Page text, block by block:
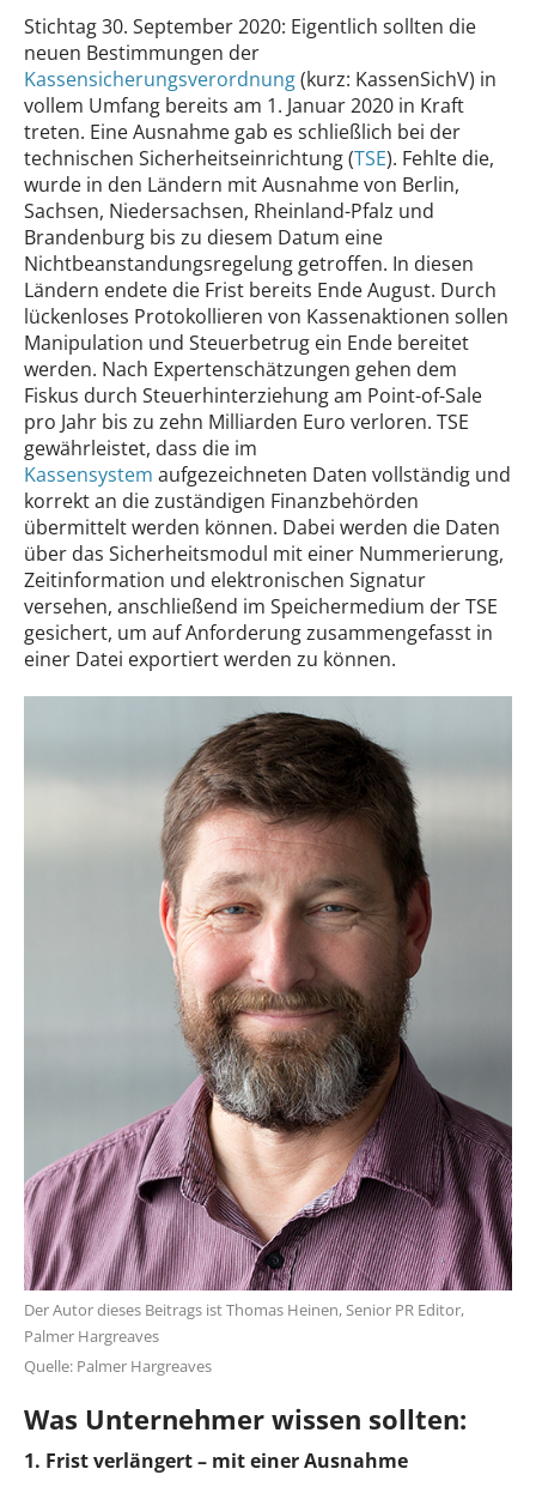
Stichtag 30. September 2020: Eigentlich sollten die
neuen Bestimmungen der
Kassensicherungsverordnung(kurz: KassenSichV) in
vollem Umfang bereits am 1. Januar 2020 in Kraft
treten. Eine Ausnahme gab es schließlich bei der
technischen Sicherheitseinrichtung (TSE). Fehlte die,
wurde in den Ländern mit Ausnahme von Berlin,
Sachsen, Niedersachsen, Rheinland-Pfalz und
Brandenburg bis zu diesem Datum eine
Nichtbeanstandungsregelung getroffen. In diesen
Ländern endete die Frist bereits Ende August. Durch
lückenloses Protokollieren von Kassenaktionen sollen
Manipulation und Steuerbetrug ein Ende bereitet
werden. Nach Expertenschätzungen gehen dem
Fiskus durch Steuerhinterziehung am Point-of-Sale
pro Jahr bis zu zehn Milliarden Euro verloren. TSE
gewährleistet, dass die im
Kassensystem aufgezeichneten Daten vollständig und
korrekt an die zuständigen Finanzbehörden
übermittelt werden können. Dabei werden die Daten
über das Sicherheitsmodul mit einer Nummerierung,
Zeitinformation und elektronischen Signatur
versehen, anschließend im Speichermedium der TSE
gesichert, um auf Anforderung zusammengefasst in
einer Datei exportiert werden zu können.
Der Autor dieses Beitrags ist Thomas Heinen, Senior PR Editor,
Palmer Hargreaves
Quelle: Palmer Hargreaves
Was Unternehmer wissen sollten:
1. Frist verlängert – mit einer Ausnahme